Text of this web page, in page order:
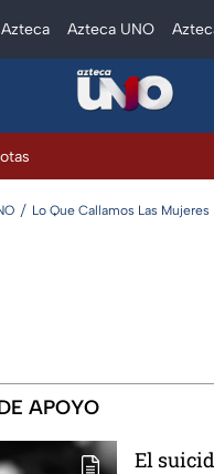
Azteca UNO
Lo Que Callamos Las Mujeres
APOYO
El